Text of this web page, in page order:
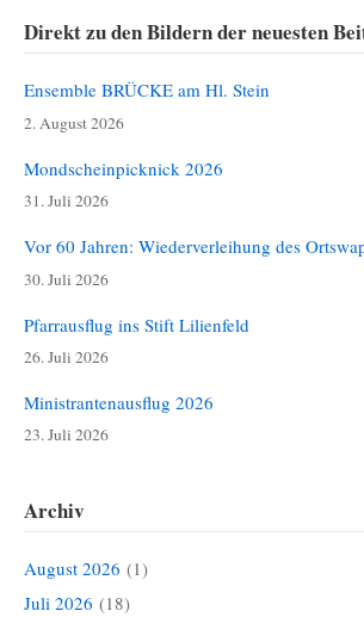
Direkt zu den Bildern der neuesten
Ensemble BRÜCKE am Hl. Stein
2. August 2026
Mondscheinpicknick 2026
31. Juli 2026
Vor 60 Jahren: Wiederverleihung des
30. Juli 2026
Pfarrausflug ins Stift Lilienfeld
26. Juli 2026
Ministrantenausflug 2026
23. Juli 2026
Archiv
August 2026 (1)
Juli 2026 (18)